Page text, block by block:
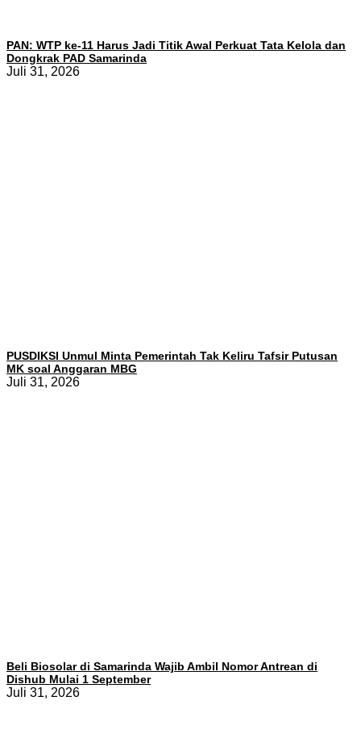
PAN: WTP ke-11 Harus Jadi Titik Awal Perkuat Tata Kelola dan
Dongkrak PAD Samarinda
Juli 31, 2026
PUSDIKSI Unmul Minta Pemerintah Tak Keliru Tafsir Putusan
MK soal Anggaran MBG
Juli 31, 2026
Beli Biosolar di Samarinda Wajib Ambil Nomor Antrean di
Dishub Mulai 1 September
Juli 31, 2026